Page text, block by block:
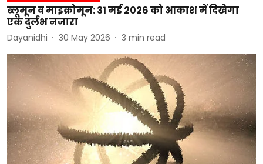
ब्लूमून व माइक्रोमून: 31 मई 2026 को आकाश में दिखेगा
एक दुर्लभ नजारा
Dayanidhi 30 May 2026 3 min read